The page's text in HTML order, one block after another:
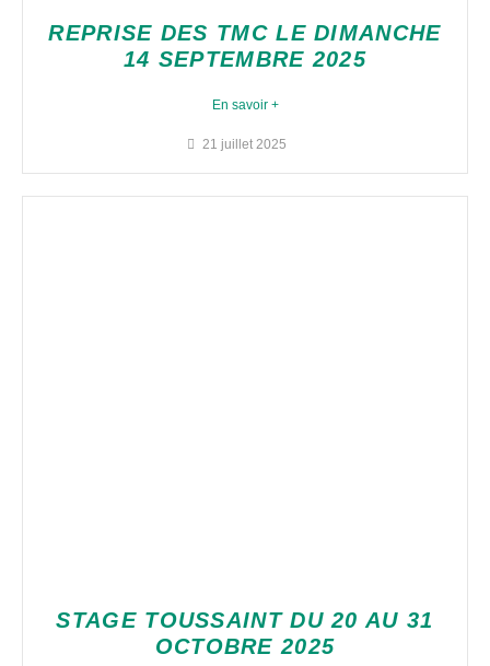
REPRISE DES TMC LE DIMANCHE
14 SEPTEMBRE 2025
En savoir +
21 juillet 2025
STAGE TOUSSAINT DU 20 AU 31
OCTOBRE 2025